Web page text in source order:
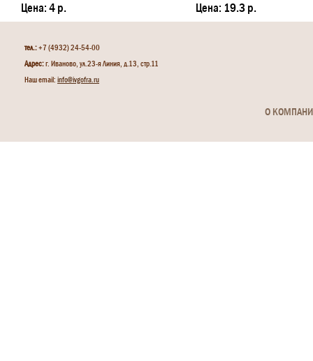
Цена: 4 р. Цена: 19.3 р.
тел.:+7 (4932) 24-54-00
Адрес:г. Иваново, ул.23-я Линия, д.13, стр.11
Наш email: info@ivgofra.ru
О